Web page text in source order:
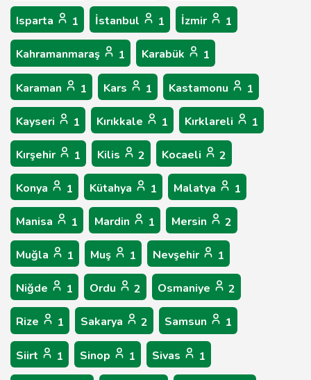
Isparta 1 İstanbul 1 İzmir 1
Kahramanmaraş 1 Karabük 1
Karaman 1 Kars 1 Kastamonu 1
Kayseri 1 Kırıkkale 1 Kırklareli 1
Kırşehir 1 Kilis 2 Kocaeli 2
Konya 1 Kütahya 1 Malatya 1
Manisa 1 Mardin 1 Mersin 2
Muğla 1 Muş 1 Nevşehir 1
Niğde 1 Ordu 2 Osmaniye 2
Rize 1 Sakarya 2 Samsun 1
Siirt 1 Sinop 1 Sivas 1